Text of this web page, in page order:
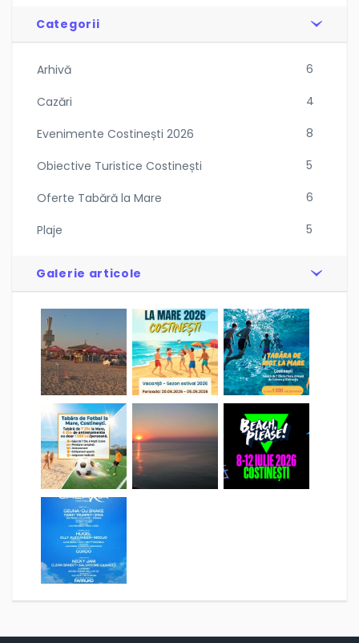
Categorii
Arhivă 6
Cazări 4
Evenimente Costinești 2026 8
Obiective Turistice Costinești 5
Oferte Tabără la Mare 6
Plaje 5
Galerie articole